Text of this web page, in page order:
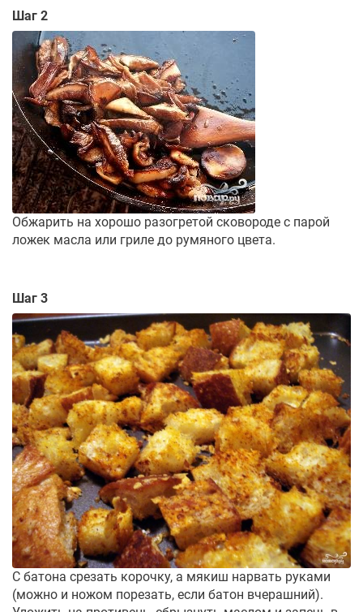
Шаг 2
Обжарить на хорошо разогретой сковороде с парой
ложек масла или гриле до румяного цвета.
Шаг 3
С батона срезать корочку, а мякиш нарвать руками
(можно и ножом порезать, если батон вчерашний).